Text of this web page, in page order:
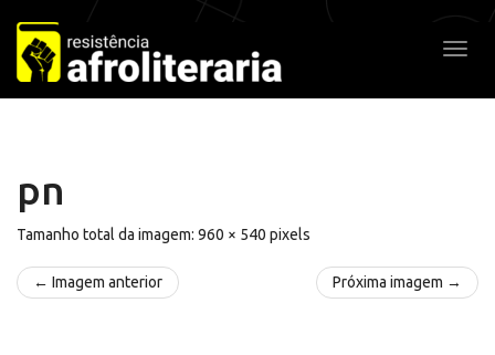
Pular
para
o
conteúdo
pn
Tamanho total da imagem: 960 × 540 pixels
← Imagem anterior Próxima imagem →